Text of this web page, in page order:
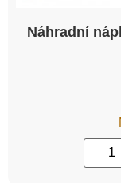
Náhradní